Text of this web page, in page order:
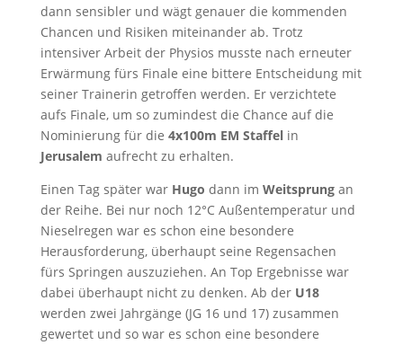
dann sensibler und wägt genauer die kommenden
Chancen und Risiken miteinander ab. Trotz
intensiver Arbeit der Physios musste nach erneuter
Erwärmung fürs Finale eine bittere Entscheidung mit
seiner Trainerin getroffen werden. Er verzichtete
aufs Finale, um so zumindest die Chance auf die
Nominierung für die 4x100m EM Staffelin
Jerusalem aufrecht zu erhalten.
Einen Tag später war Hugo dann im Weitsprungan
der Reihe. Bei nur noch 12°C Außentemperatur und
Nieselregen war es schon eine besondere
Herausforderung, überhaupt seine Regensachen
fürs Springen auszuziehen. An Top Ergebnisse war
dabei überhaupt nicht zu denken. Ab der U18
werden zwei Jahrgänge (JG 16 und 17) zusammen
gewertet und so war es schon eine besondere